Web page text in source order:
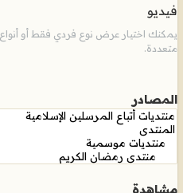
فيديو
يمكنك اختيار عرض نوع فردي فقط أو أنواع
متعددة.
المصادر
مشاهدة